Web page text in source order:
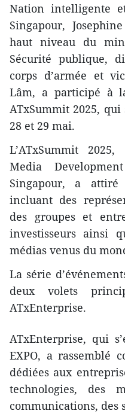
Nation intelligente
Singapour,
haut niveau du
Sécurité publique,
corps d’armée et
Lâm, a participé à
ATxSummit 2025, qui
28 et 29 mai.
L’ATxSummit
Media
Singapour, a
incluant des
des groupes et
investisseurs ainsi
médias venus du
La série
deux volets
ATxEnterprise.
ATxEnterprise, qui
EXPO, a rassemblé
dédiées aux
technologies, des
communications, des